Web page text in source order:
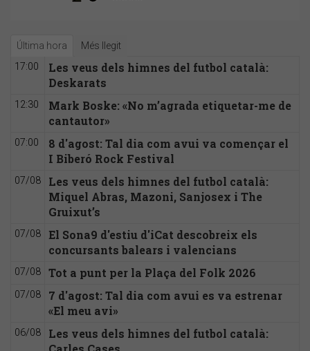
Última hora Més llegit
17:00
Les veus dels himnes del futbol català:
Deskarats
12:30
Mark Boske: «No m’agrada etiquetar-me de
cantautor»
07:00
8 d'agost: Tal dia com avui va començar el
I Biberó Rock Festival
07/08
Les veus dels himnes del futbol català:
Miquel Abras, Mazoni, Sanjosex i The
Gruixut’s
07/08
El Sona9 d'estiu d'iCat descobreix els
concursants balears i valencians
07/08 Tot a punt per la Plaça del Folk 2026
07/08
7 d'agost: Tal dia com avui es va estrenar
«El meu avi»
06/08
Les veus dels himnes del futbol català: